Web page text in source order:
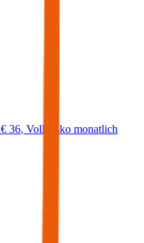
€ 36, Vollkasko monatlich